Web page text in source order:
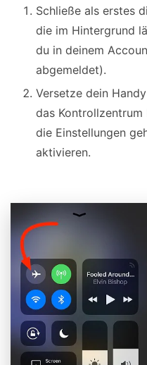
Schließe als erstes
die im Hintergrund
du in deinem
abgemeldet).
Versetze dein
das Kontrollzentrum
die Einstellungen
aktivieren.